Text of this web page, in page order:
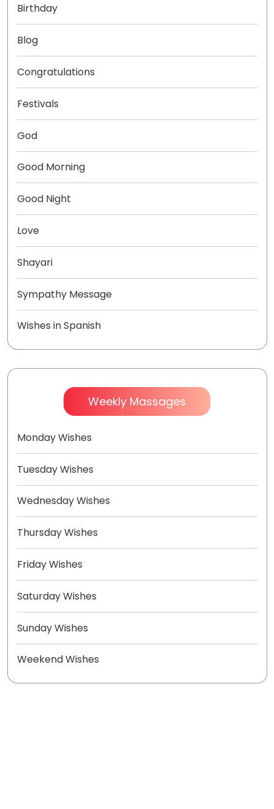
Birthday
Blog
Congratulations
Festivals
God
Good Morning
Good Night
Love
Shayari
Sympathy Message
Wishes in Spanish
Weekly Massages
Monday Wishes
Tuesday Wishes
Wednesday Wishes
Thursday Wishes
Friday Wishes
Saturday Wishes
Sunday Wishes
Weekend Wishes